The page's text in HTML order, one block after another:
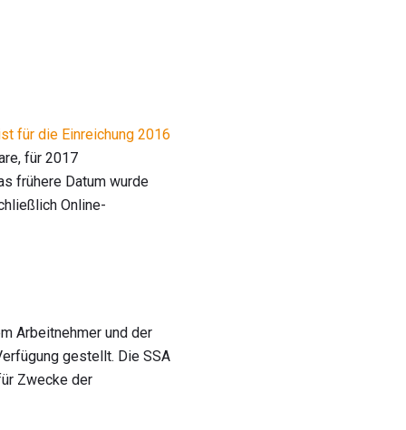
für die Einreichung 2016
für 2017
frühere Datum wurde
Online-
Arbeitnehmer und der
gestellt. Die SSA
Zwecke der